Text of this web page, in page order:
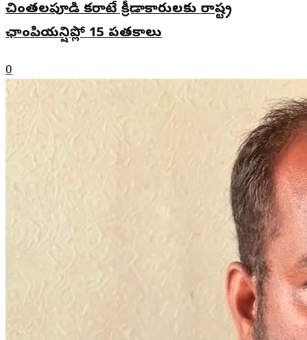
చింతలపూడి కరాటే క్రీడాకారులకు రాష్ట్ర
ఛాంపియన్షిప్లో 15 పతకాలు
0